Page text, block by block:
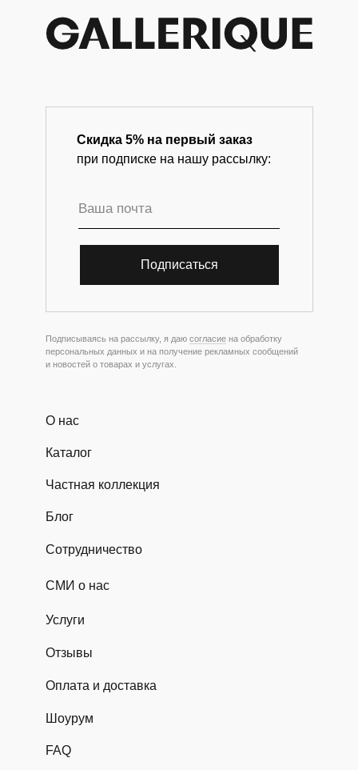
Скидка 5% на первый заказ
при подписке на нашу рассылку:
Подписываясь на рассылку, я даю согласие на обработку
персональных данных и на получение рекламных сообщений
и новостей о товарах и услугах.
Каталог
О нас
Блог
Частная коллекция
Сотрудничество
Услуги
Отзывы
Оплата и доставка
СМИ о нас
Шоурум
FAQ
Подписаться